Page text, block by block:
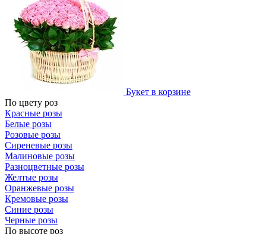
Букет в корзине
По цвету роз
Красные розы
Белые розы
Розовые розы
Сиреневые розы
Малиновые розы
Разноцветные розы
Желтые розы
Оранжевые розы
Кремовые розы
Синие розы
Черные розы
По высоте роз